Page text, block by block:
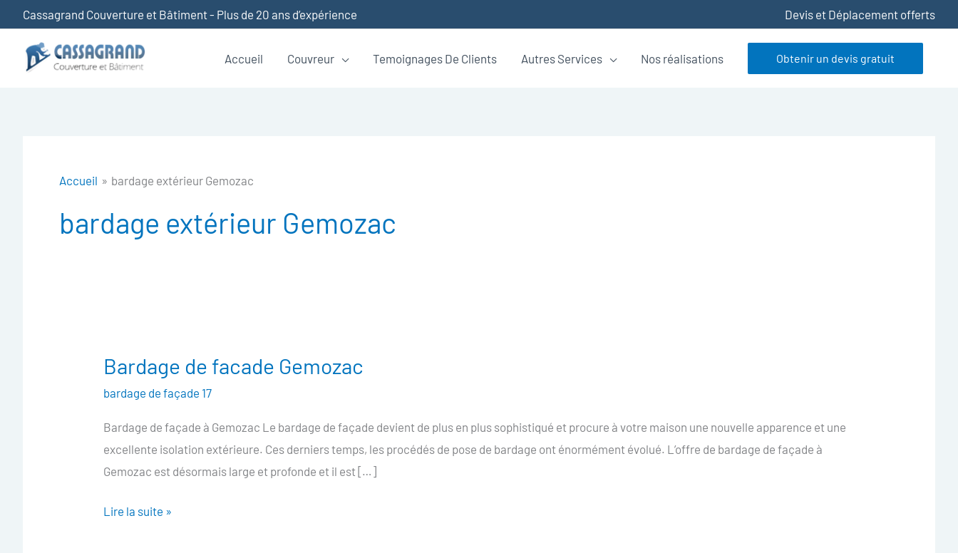
au
contenu
Cassagrand Couverture et Bâtiment - Plus de 20 ans d’expérience Devis et Déplacement offerts
Accueil Couvreur Temoignages De Clients Autres Services Nos réalisations Obtenir un devis gratuit
Accueil bardage extérieur Gemozac
bardage extérieur Gemozac
Bardage de facade Gemozac
bardage de façade 17
Bardage de façade à Gemozac Le bardage de façade devient de plus en plus sophistiqué et procure à votre maison une nouvelle apparence et une
excellente isolation extérieure. Ces derniers temps, les procédés de pose de bardage ont énormément évolué. L’offre de bardage de façade à
Gemozac est désormais large et profonde et il est […]
Bardage
Gemozac
Lire la suite »